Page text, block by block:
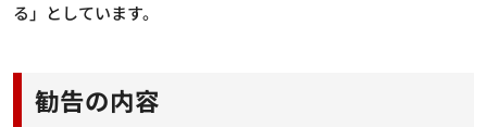
る」としています。
勧告の内容